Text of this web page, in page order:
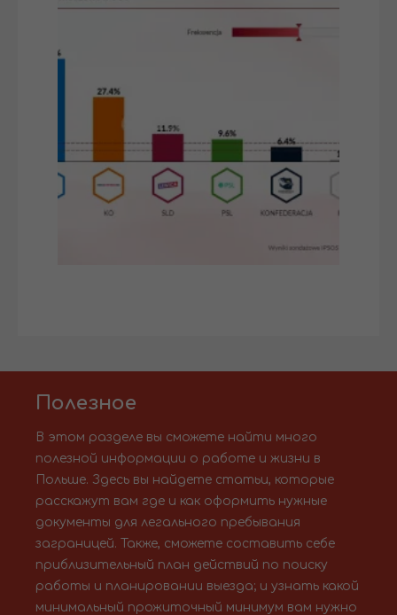
Полезное
В этом разделе вы сможете найти много
полезной информации о работе и жизни в
Польше. Здесь вы найдете статьи, которые
расскажут вам где и как оформить нужные
документы для легального пребывания
заграницей. Также, сможете составить себе
приблизительный план действий по поиску
работы и планировании выезда; и узнать какой
минимальный прожиточный минимум вам нужно